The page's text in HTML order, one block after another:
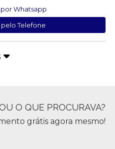
Whatsapp
Telefone
O QUE PROCURAVA?
grátis agora mesmo!